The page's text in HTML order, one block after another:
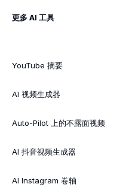
更多 AI 工具
YouTube 摘要
AI 视频生成器
Auto-Pilot 上的不露面视频
AI 抖音视频生成器
AI Instagram 卷轴